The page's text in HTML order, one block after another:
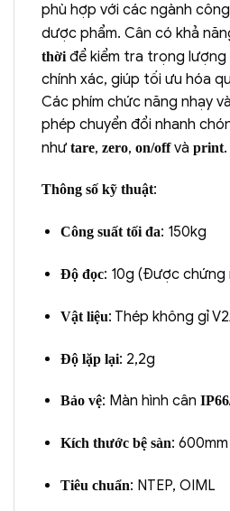
phù hợp với các ngành
dược phẩm. Cân có khả
thờiđể kiểm tra trọng lượng
chính xác, giúp tối ưu hóa
Các phím chức năng nhạy
phép chuyển đổi nhanh
như tare, zero, on/offvà print.
Thông số kỹ thuật:
Công suất tối đa: 150kg
Độ đọc: 10g (Được chứng
Vật liệu: Thép không gỉ
Độ lặp lại: 2,2g
Bảo vệ: Màn hình cân
Kích thước bệ sàn:
Tiêu chuẩn: NTEP, OIML